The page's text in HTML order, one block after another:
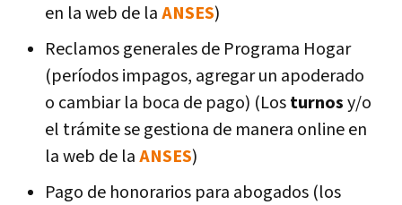
en la web de laANSES)
Reclamos generales de Programa Hogar
(períodos impagos, agregar un apoderado
o cambiar la boca de pago) (Losturnosy/o
el trámite se gestiona de manera online en
la web de laANSES)
Pago de honorarios para abogados (los